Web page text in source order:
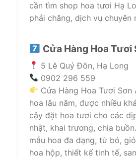
cần tìm shop hoa tươi Hạ
phải chăng, dịch vụ chuyên
Cửa Hàng Hoa Tươi
5 Lê Quý Đôn, Hạ Long
0902 296 559
Cửa Hàng Hoa Tươi Sơn
hoa lâu năm, được nhiều
cậy đặt hoa tươi cho các
nhật, khai trương, chia
mẫu hoa đa dạng, từ bó,
hoa hộp, thiết kế tinh tế,